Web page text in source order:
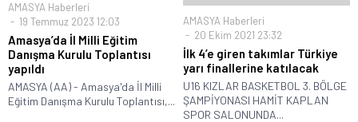
AMASYA Haberleri
19 Temmuz 2023 12:03
Amasya’da İl Milli Eğitim
Danışma Kurulu Toplantısı
yapıldı
AMASYA (AA) - Amasya'da İl Milli
Eğitim Danışma Kurulu Toplantısı,...
AMASYA Haberleri
20 Ekim 2021 23:32
İlk 4’e giren takımlar Türkiye
yarı finallerine katılacak
U16 KIZLAR BASKETBOL 3. BÖLGE
ŞAMPİYONASI HAMİT KAPLAN
SPOR SALONUNDA...